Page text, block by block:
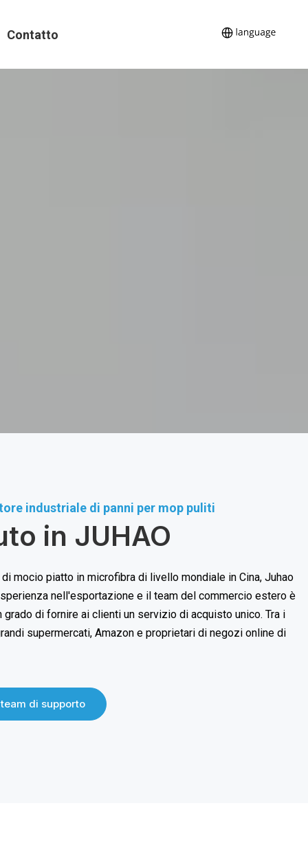
Contatto
industriale di panni per mop puliti
in JUHAO
mocio piatto in microfibra di livello mondiale in Cina, Juhao
nell'esportazione e il team del commercio estero è
di fornire ai clienti un servizio di acquisto unico. Tra i
supermercati, Amazon e proprietari di negozi online di
di supporto